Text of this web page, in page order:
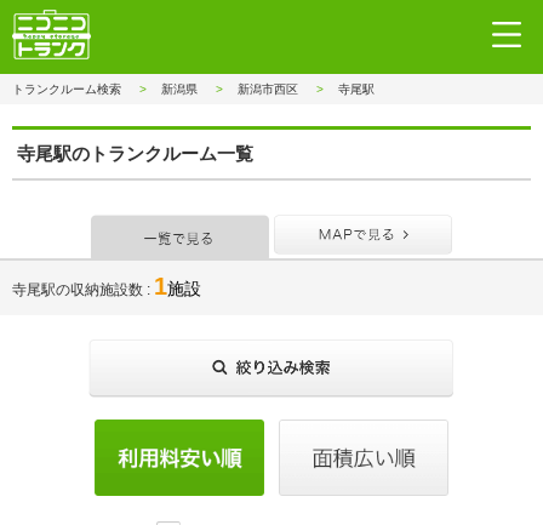
トランクルーム検索 新潟県 新潟市西区 寺尾駅
寺尾駅のトランクルーム一覧
寺尾駅の収納施設数 1施設